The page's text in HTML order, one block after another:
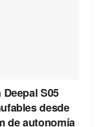
S05
desde
de autonomía